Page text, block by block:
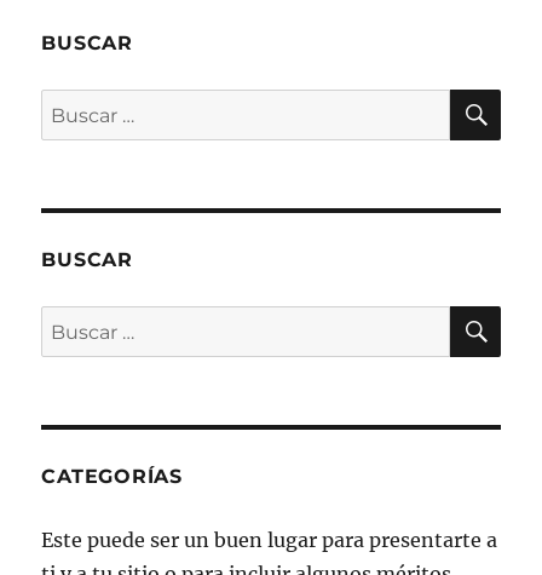
BUSCAR
Buscar
por:
BUSCAR
Buscar
por:
CATEGORÍAS
Este puede ser un buen lugar para presentarte a